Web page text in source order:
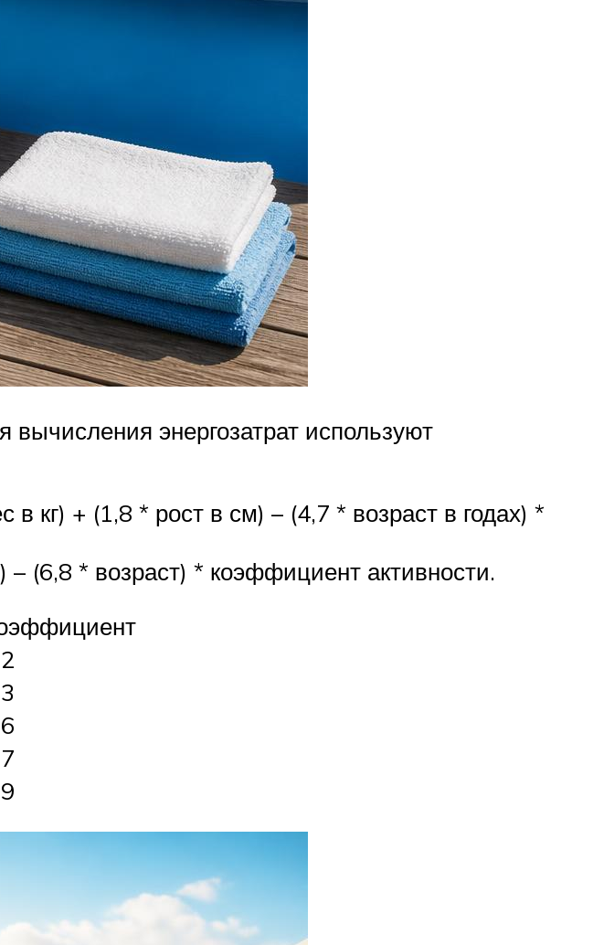
энергозатрат используют
кг) + (1,8 * рост в см) – (4,7 * возраст в годах) *
(6,8 * возраст) * коэффициент активности.